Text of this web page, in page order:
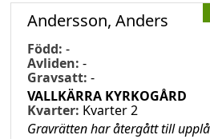
Andersson, Anders
Född: -
Avliden: -
Gravsatt: -
VALLKÄRRA KYRKOGÅRD
Kvarter: Kvarter 2
Gravrätten har återgått till